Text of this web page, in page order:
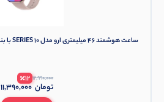
ساعت هوشمند ۴۶ میلیمتری ارو مدل SERIES 10 با بند سیلیکونی
12,990,000
12
11,390,000 تومان